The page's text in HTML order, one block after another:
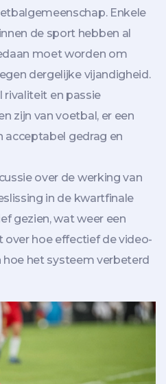
Enkele
de sport hebben al
moet worden om
dergelijke vijandigheid.
rivaliteit en passie
zijn van voetbal, er een
acceptabel gedrag en
over de werking van
in de kwartfinale
gezien, wat weer een
over hoe effectief de video-
hoe het systeem verbeterd